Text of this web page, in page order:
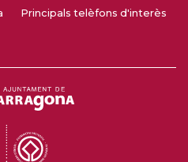
Principals telèfons d'interès